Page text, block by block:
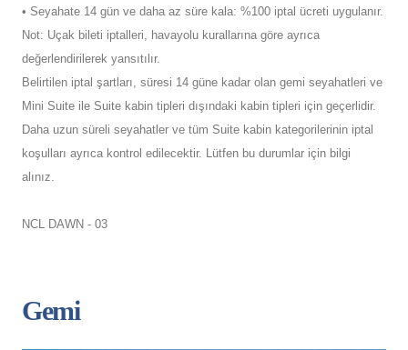
• Seyahate 14 gün ve daha az süre kala: %100 iptal ücreti uygulanır.
Not: Uçak bileti iptalleri, havayolu kurallarına göre ayrıca
değerlendirilerek yansıtılır.
Belirtilen iptal şartları, süresi 14 güne kadar olan gemi seyahatleri ve
Mini Suite ile Suite kabin tipleri dışındaki kabin tipleri için geçerlidir.
Daha uzun süreli seyahatler ve tüm Suite kabin kategorilerinin iptal
koşulları ayrıca kontrol edilecektir. Lütfen bu durumlar için bilgi
alınız.
NCL DAWN - 03
Gemi